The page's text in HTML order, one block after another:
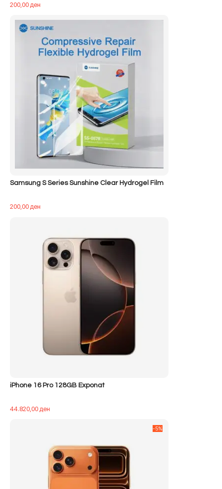
200,00ден
Samsung S Series Sunshine Clear Hydrogel Film
200,00ден
iPhone 16 Pro 128GB Exponat
44.820,00ден
-5%